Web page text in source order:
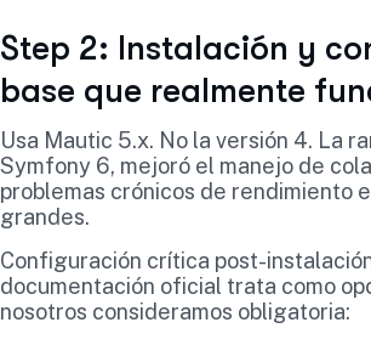
Step 2: Instalación y
base que realmente
Usa Mautic 5.x. No la versión 4. La
Symfony 6, mejoró el manejo de
problemas crónicos de rendimiento
grandes.
Configuración crítica post-
documentación oficial trata como
nosotros consideramos obligatoria: